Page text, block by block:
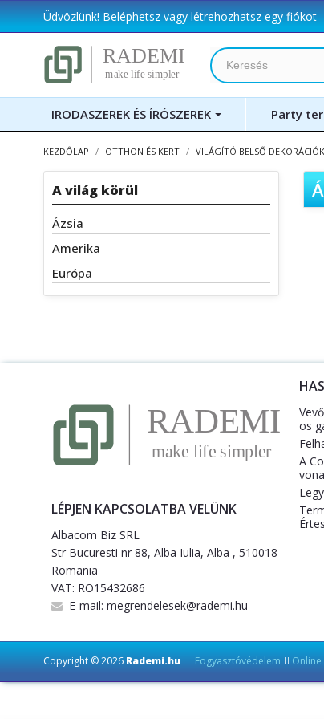
Üdvözlünk!Beléphetszvagylétrehozhatsz egy fiókot
IRODASZEREK ÉS ÍRÓSZEREK Party
KEZDŐLAP OTTHON ÉS KERT VILÁGÍTÓ BELSŐ DEKORÁCIÓK
A világ körül
Ázsia
Amerika
Európa
LÉPJEN KAPCSOLATBA VELÜNK
Albacom Biz SRL
Str Bucuresti nr 88, Alba Iulia, Alba , 510018
Romania
VAT: RO15432686
E-mail: megrendelesek@rademi.hu
os
A
Copyright © 2026 Rademi.hu Fogyasztóvédelem ||